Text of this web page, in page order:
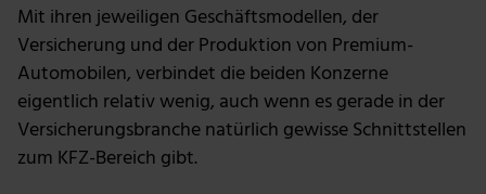
Mit ihren jeweiligen Geschäftsmodellen, der
Versicherung und der Produktion von Premium-
Automobilen, verbindet die beiden Konzerne
eigentlich relativ wenig, auch wenn es gerade in der
Versicherungsbranche natürlich gewisse Schnittstellen
zum KFZ-Bereich gibt.